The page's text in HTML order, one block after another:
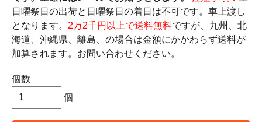
日曜祭日の出荷と日曜祭日の着日は不可です。車上渡し
となります。 2万2千円以上で送料無料ですが、九州、北
海道、沖縄県、離島、の場合は金額にかかわらず送料が
加算されます。お問い合わせください。
個数
個